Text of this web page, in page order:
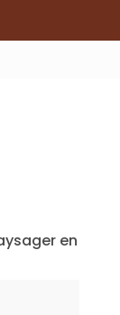
en